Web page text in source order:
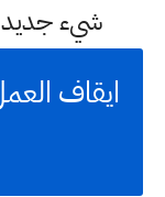
شيء جديد
ايقاف